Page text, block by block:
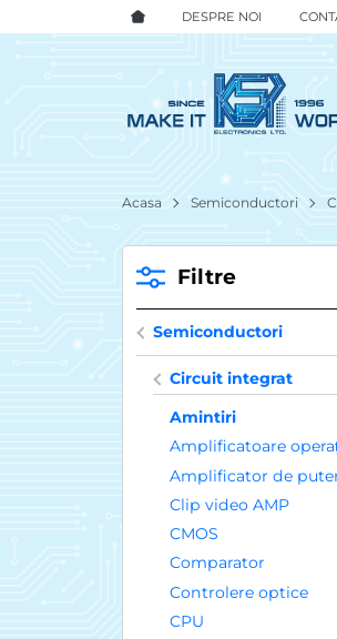
DESPRE NOI
Acasa Semiconductori
Filtre
Semiconductori
Circuit integrat
Amintiri
Amplificatoare
Amplificator de
Clip video AMP
CMOS
Comparator
Controlere optice
CPU